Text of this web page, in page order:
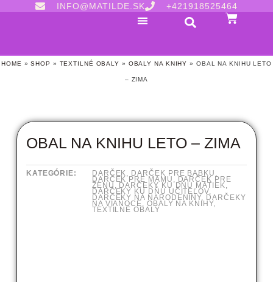
INFO@MATILDE.SK +421918525464
HOME »SHOP » TEXTILNÉ OBALY » OBALY NA KNIHY » OBAL NA KNIHU LETO
– ZIMA
OBAL NA KNIHU LETO – ZIMA
KATEGÓRIE: DARČEK, DARČEK PRE BABKU ,
DARČEK PRE MAMU , DARČEK PRE
ŽENU, DARČEKY KU DŇU MATIEK,
DARČEKY KU DŇU UČITEĽOV,
DARČEKY NA NARODENINY, DARČEKY
NA VIANOCE, OBALY NA KNIHY,
TEXTILNÉ OBALY